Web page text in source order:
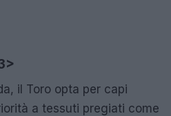
il Toro opta per capi
a tessuti pregiati come